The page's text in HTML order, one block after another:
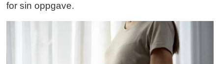
for sin oppgave.